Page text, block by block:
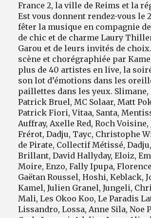
France 2, la ville de Reims et la
Est vous donnent rendez-vous le
fêter la musique en compagnie
de chic et de charme Laury
Garou et de leurs invités de
scène et chorégraphiée par
plus de 40 artistes en live, la
son lot d’émotions dans les
paillettes dans les yeux. Slimane,
Patrick Bruel, MC Solaar, Matt
Patrick Fiori, Vitaa, Santa,
Auffray, Axelle Red, Roch Voisine,
Frérot, Dadju, Tayc, Christophe
de Pirate, Collectif Métissé,
Brillant, David Hallyday, Eloiz,
Moire, Enzo, Fally Ipupa,
Gaëtan Roussel, Hoshi, Keblack,
Kamel, Julien Granel, Jungeli,
Mali, Les Okoo Koo, Le Paradis
Lissandro, Lossa, Anne Sila, Noe